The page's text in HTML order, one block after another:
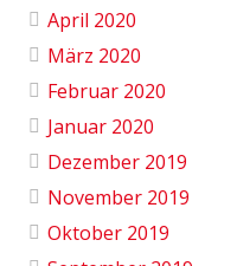
April 2020
März 2020
Februar 2020
Januar 2020
Dezember 2019
November 2019
Oktober 2019